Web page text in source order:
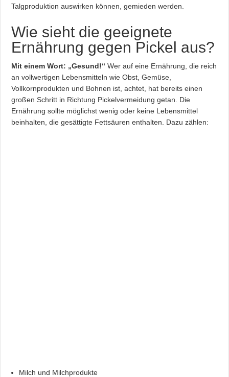
Talgproduktion auswirken können, gemieden werden.
Wie sieht die geeignete
Ernährung gegen Pickel aus?
Mit einem Wort: „Gesund!“ Wer auf eine Ernährung, die reich
an vollwertigen Lebensmitteln wie Obst, Gemüse,
Vollkornprodukten und Bohnen ist, achtet, hat bereits einen
großen Schritt in Richtung Pickelvermeidung getan. Die
Ernährung sollte möglichst wenig oder keine Lebensmittel
beinhalten, die gesättigte Fettsäuren enthalten. Dazu zählen:
Milch und Milchprodukte